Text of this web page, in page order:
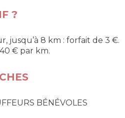
?
jusqu’à 8 km : forfait de 3 €.
€ par km.
BÉNÉVOLES